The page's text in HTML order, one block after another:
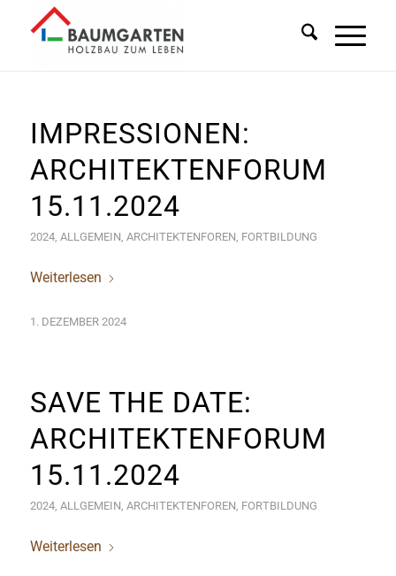
IMPRESSIONEN:
ARCHITEKTENFORUM
15.11.2024
2024, ALLGEMEIN, ARCHITEKTENFOREN, FORTBILDUNG
Weiterlesen
1. DEZEMBER 2024
SAVE THE DATE:
ARCHITEKTENFORUM
15.11.2024
2024, ALLGEMEIN, ARCHITEKTENFOREN, FORTBILDUNG
Weiterlesen